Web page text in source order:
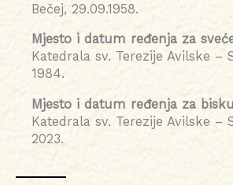
Bečej, 29.09.1958.
Mjesto i datum ređenja za
Katedrala sv. Terezije Avilske –
1984.
Mjesto i datum ređenja za
Katedrala sv. Terezije Avilske –
2023.